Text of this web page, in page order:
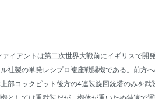
イアントは第二次世界大戦前にイギリスで開
社製の単発レシプロ複座戦闘機である。前方
部コックピット後方の4連装旋回銃塔のみを武
としては重武装だが、機体が重いため鈍速で